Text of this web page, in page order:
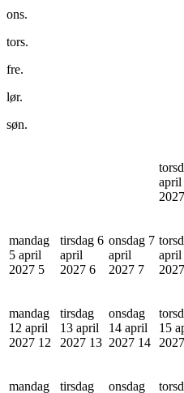
ons.
tors.
fre.
lør.
søn.
april
2027
mandag
5 april
2027 5
tirsdag 6
april
2027 6
onsdag 7
april
2027 7
april
2027
mandag
12 april
2027 12
tirsdag
13 april
2027 13
onsdag
14 april
2027 14
15
2027
mandag tirsdag onsdag